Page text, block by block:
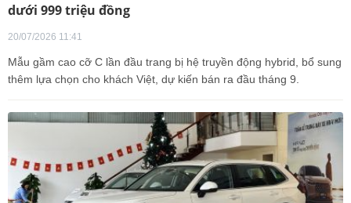
dưới 999 triệu đồng
20/07/2026 11:41
Mẫu gầm cao cỡ C lần đầu trang bị hệ truyền động hybrid, bổ sung
thêm lựa chọn cho khách Việt, dự kiến bán ra đầu tháng 9.